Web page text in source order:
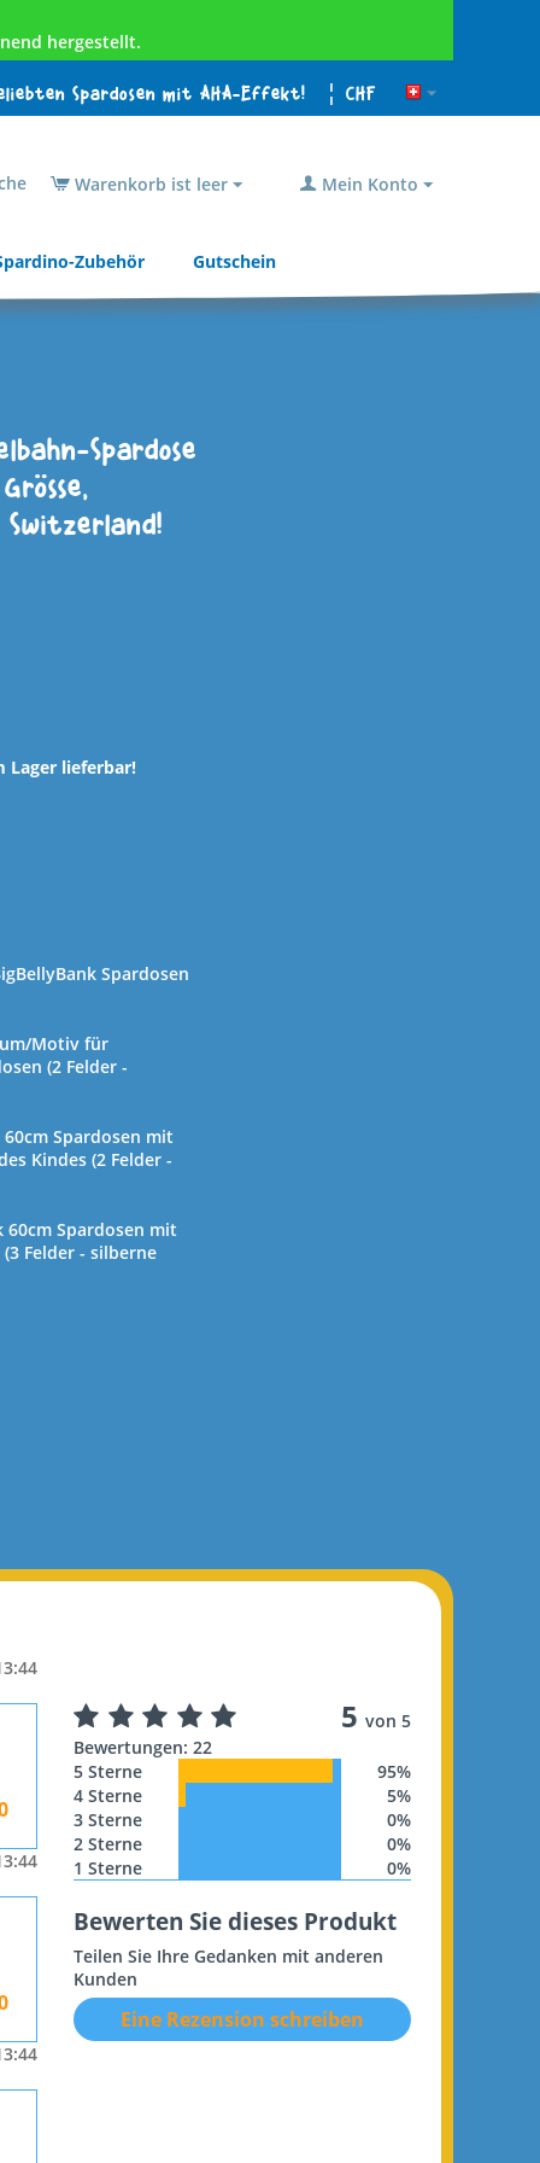
hergestellt.
Spardosen mit AHA-Effekt! ¦ CHF
Mein Konto
Warenkorb ist leer
Zubehör Gutschein
Spardose
Lager lieferbar!
Spardosen
Motiv für
(2 Felder -
60cm Spardosen mit
Kindes (2 Felder -
60cm Spardosen mit
Felder - silberne
5 von 5
Bewertungen: 22
5 Sterne
95%
4 Sterne
5%
3 Sterne
0%
2 Sterne
0%
1 Sterne
0%
Bewerten Sie dieses Produkt
Teilen Sie Ihre Gedanken mit anderen
Kunden
Eine Rezension schreiben